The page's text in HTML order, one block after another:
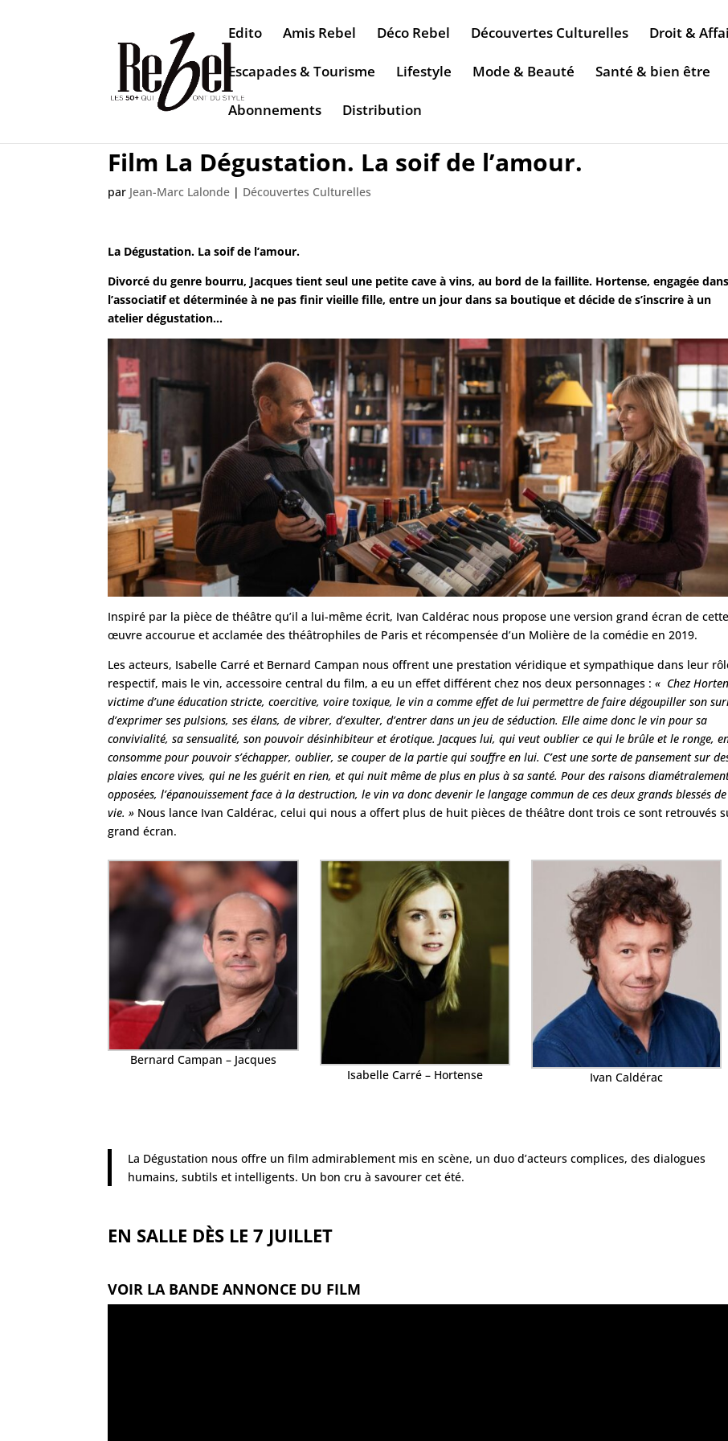
Edito Amis Rebel Déco Rebel Découvertes Culturelles Droit &
Escapades & Tourisme Lifestyle Mode & Beauté Santé & bien être
Abonnements Distribution
Film La Dégustation. La soif de l’amour.
par Jean-Marc Lalonde | Découvertes Culturelles
La Dégustation. La soif de l’amour.
Divorcé du genre bourru, Jacques tient seul une petite cave à vins, au bord de la faillite. Hortense, engagée dans
l’associatif et déterminée à ne pas finir vieille fille, entre un jour dans sa boutique et décide de s’inscrire à un
atelier dégustation…
Inspiré par la pièce de théâtre qu’il a lui-même écrit, Ivan Caldérac nous propose une version grand écran de cette
œuvre accourue et acclamée des théâtrophiles de Paris et récompensée d’un Molière de la comédie en 2019.
Les acteurs, Isabelle Carré et Bernard Campan nous offrent une prestation véridique et sympathique dans leur
respectif, mais le vin, accessoire central du film, a eu un effet différent chez nos deux personnages :« Chez
victime d’une éducation stricte, coercitive, voire toxique, le vin a comme effet de lui permettre de faire dégoupiller son
d’exprimer ses pulsions, ses élans, de vibrer, d’exulter, d’entrer dans un jeu de séduction. Elle aime donc le vin pour sa
convivialité, sa sensualité, son pouvoir désinhibiteur et érotique. Jacques lui, qui veut oublier ce qui le brûle et le ronge,
consomme pour pouvoir s’échapper, oublier, se couper de la partie qui souffre en lui. C’est une sorte de pansement sur
plaies encore vives, qui ne les guérit en rien, et qui nuit même de plus en plus à sa santé. Pour des raisons
opposées, l’épanouissement face à la destruction, le vin va donc devenir le langage commun de ces deux grands blessés
vie. » Nous lance Ivan Caldérac, celui qui nous a offert plus de huit pièces de théâtre dont trois ce sont retrouvés
grand écran.
Bernard Campan – Jacques
Isabelle Carré – Hortense
Ivan Caldérac
La Dégustation nous offre un film admirablement mis en scène, un duo d’acteurs complices, des dialogues
humains, subtils et intelligents. Un bon cru à savourer cet été.
EN SALLE DÈS LE 7 JUILLET
VOIR LA BANDE ANNONCE DU FILM